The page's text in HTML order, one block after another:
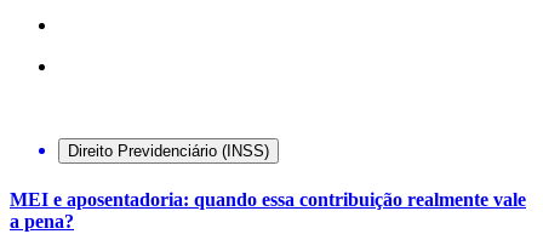
Direito Previdenciário (INSS)
MEI e aposentadoria: quando essa contribuição realmente vale
a pena?